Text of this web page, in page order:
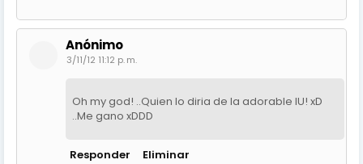
Anónimo
3/11/12 11:12 p. m.
Oh my god! ..Quien lo diria de la adorable IU! xD
..Me gano xDDD
Responder Eliminar